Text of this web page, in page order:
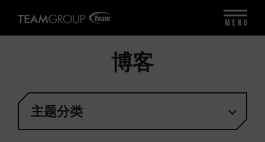
博客
主题分类
MENU